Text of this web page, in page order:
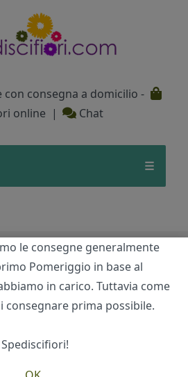
consegna a domicilio -
online | Chat
☰
Fantasia di colore
le consegne generalmente
Pomeriggio in base al
in carico. Tuttavia come
consegnare prima possibile.